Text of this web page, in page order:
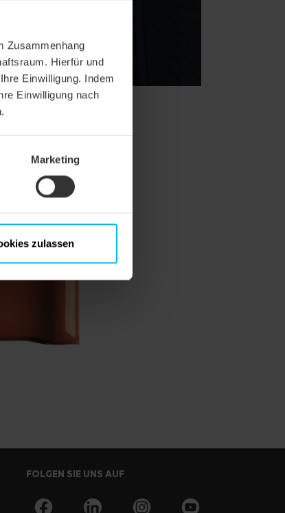
Zusammenhang
Hierfür und
Einwilligung. Indem
Einwilligung nach
Marketing
zulassen
FOLGEN SIE UNS AUF